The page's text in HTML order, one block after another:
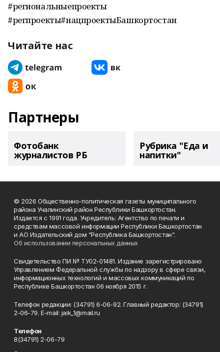
#региональныепроекты
#регпроекты#нацпроектыБашкортостан
Читайте нас
Партнеры
Фотобанк
журналистов РБ
Рубрика "Еда и
напитки"
© 2026 Общественно-политическая газеты муниципального
района Учалинский район Республики Башкортостан.
Издается с 1991 года. Учредитель: Агентство по печати и
средствам массовой информации Республики Башкортостан
и АО Издательский дом "Республика Башкортостан".
Об использовании персональных данных
Свидетельство ПИ № ТУ02-01481. Издание зарегистрировано
Управлением Федеральной службы по надзору в сфере связи,
информационных технологий и массовых коммуникаций по
Республике Башкортостан 06 ноября 2015 г.
Телефон редакции: (34791) 6-06-92. Главный редактор: (34791)
2-06-79. Е-mаil: jaik_1@mail.ru
Телефон
8(34791) 2-06-79